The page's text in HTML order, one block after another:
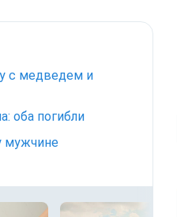
с медведем и
оба погибли
мужчине